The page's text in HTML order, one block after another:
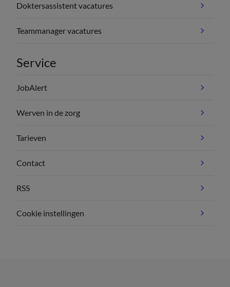
Doktersassistent vacatures
Teammanager vacatures
Service
JobAlert
Werven in de zorg
Tarieven
Contact
RSS
Cookie instellingen